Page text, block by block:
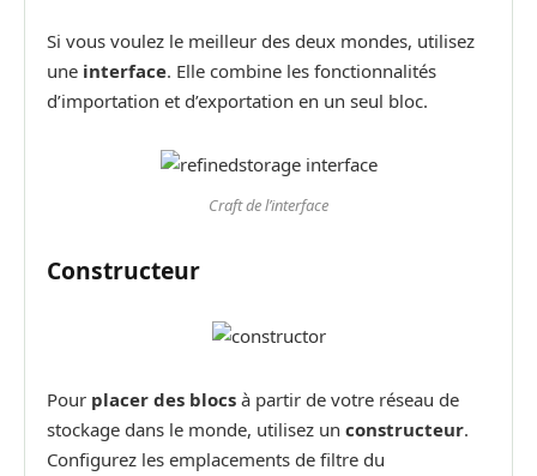
Si vous voulez le meilleur des deux mondes, utilisez
une interface. Elle combine les fonctionnalités
d’importation et d’exportation en un seul bloc.
Craft de l’interface
Constructeur
Pour placer des blocs à partir de votre réseau de
stockage dans le monde, utilisez un constructeur.
Configurez les emplacements de filtre du